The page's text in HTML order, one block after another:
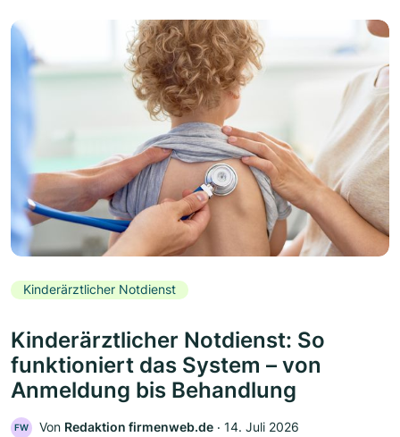
Kinderärztlicher Notdienst
Kinderärztlicher Notdienst: So
funktioniert das System – von
Anmeldung bis Behandlung
FW Von Redaktion firmenweb.de ‧ 14. Juli 2026